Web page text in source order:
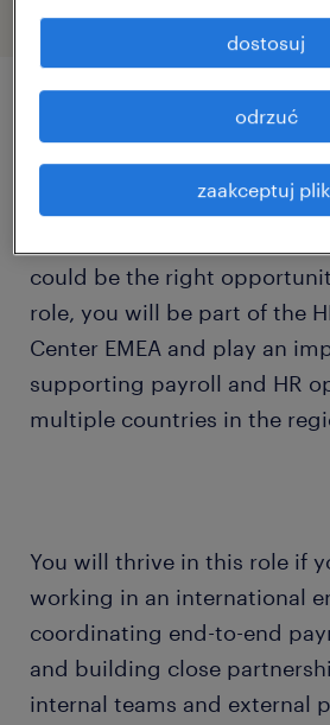
szczegóły oferty
Do you find payroll, HR
could be the right
role, you will be part of the
Center EMEA and play an
supporting payroll and HR
multiple countries in the
You will thrive in this role if
working in an international
coordinating end-to-end
and building close
internal teams and external
zaakceptuj
odrzuć
dostosuj